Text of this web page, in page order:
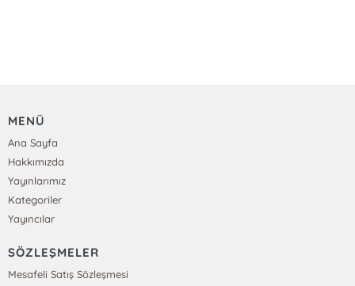
MENÜ
Ana Sayfa
Hakkımızda
Yayınlarımız
Kategoriler
Yayıncılar
SÖZLEŞMELER
Mesafeli Satış Sözleşmesi